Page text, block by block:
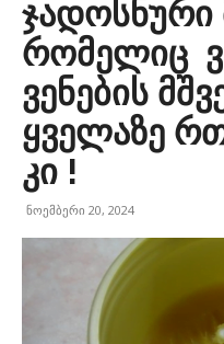
რომელიც
ვენების
ყველაზე
კი !
ნოემბერი 20, 2024